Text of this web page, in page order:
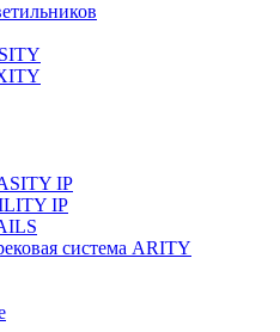
IP
IP
система ARITY